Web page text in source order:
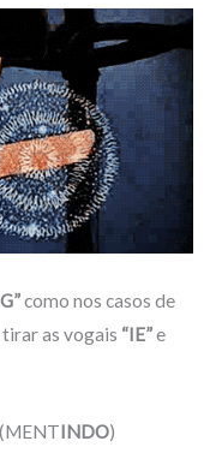
como nos casos de
as vogais “IE”e
INDO)